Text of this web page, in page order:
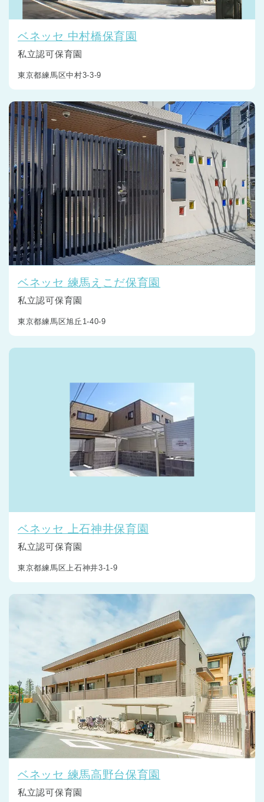
ベネッセ 中村橋保育園
私立認可保育園
東京都練馬区中村3-3-9
ベネッセ 練馬えこだ保育園
私立認可保育園
東京都練馬区旭丘1-40-9
ベネッセ 上石神井保育園
私立認可保育園
東京都練馬区上石神井3-1-9
ベネッセ 練馬高野台保育園
私立認可保育園